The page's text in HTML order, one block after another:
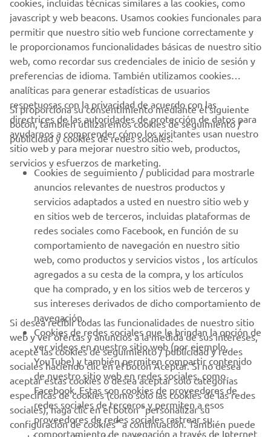
GET IN TOUCH WITH US
CORPORATIVO
PROFESIONALES
MÁS YAMAHA
AYUDA
BOLETÍN DE NOTICIAS
Sé el primero en enterarte de las últimas ofertas, eventos
especiales, novedades
SUSCRÍBETE
Lea nuestra Política de Privacidad para saber cómo procesamos
sus datos personales: Política de Privacidad
cookies, incluidas técnicas similares a las cookies, como
javascript y web beacons. Usamos cookies funcionales para
permitir que nuestro sitio web funcione correctamente y
le proporcionamos funcionalidades básicas de nuestro sitio
web, como recordar sus credenciales de inicio de sesión y
preferencias de idioma. También utilizamos cookies
analíticas para generar estadísticas de usuarios
respetuosas con la privacidad de acuerdo con las
directrices de las autoridades de protección de datos para
ayudarnos a comprender cómo los visitantes usan nuestro
sitio web y para mejorar nuestro sitio web, productos,
servicios y esfuerzos de marketing.
Si proporciona su consentimiento mediante el siguiente
botón, también utilizaremos cookies de seguimiento /
publicidad y cookies de redes sociales:
Cookies de seguimiento / publicidad para mostrarle
anuncios relevantes de nuestros productos y
servicios adaptados a usted en nuestro sitio web y
en sitios web de terceros, incluidas plataformas de
redes sociales como Facebook, en función de su
comportamiento de navegación en nuestro sitio
web, como productos y servicios vistos , los artículos
agregados a su cesta de la compra, y los artículos
que ha comprado, y en los sitios web de terceros y
sus intereses derivados de dicho comportamiento de
navegación.
Cookies de redes sociales que le brindan la opción de
ver videos en nuestro sitio web (por ejemplo,
YouTube) y también permiten compartir contenido
de nuestro sitio web en redes sociales, como
Facebook. Estas son cookies de proveedores de
redes sociales de terceros y permiten a esos
proveedores de redes sociales rastrear su
comportamiento de navegación a través de Internet
Si desea recibir todas las funcionalidades de nuestro sitio
web y ver ofertas y anuncios a la medida de sus intereses,
acepte las cookies de seguimiento / publicidad y redes
sociales haciendo clic en el botón Aceptar. Si no desea
aceptar estas cookies o desea aceptar solo categorías
específicas de cookies (como solo las cookies de las redes
sociales), haga clic en el botón "personalizar su
configuración de cookies" a continuación. También puede